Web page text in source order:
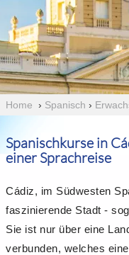
Home › Spanisch ›
Spanischkurse in
einer Sprachreise
Cádiz, im Südwesten
faszinierende Stadt -
Sie ist nur über eine
verbunden, welches